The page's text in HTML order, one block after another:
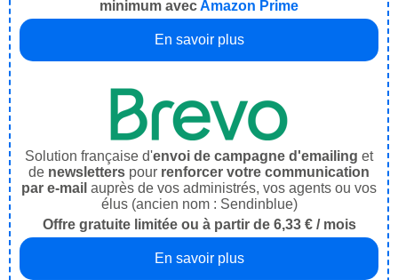
minimum avecAmazon Prime
En savoir plus
Solution française d'envoi de campagne d'emailing et
de newsletters pour renforcer votre communication
par e-mail auprès de vos administrés, vos agents ou vos
élus (ancien nom : Sendinblue)
Offre gratuite limitée ou à partir de 6,33 € / mois
En savoir plus